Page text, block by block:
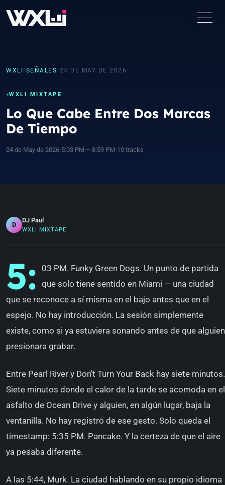
WXLI › SEÑALES › 24 DE MAY DE 2026
WXLI MIXTAPE
Lo Que Cabe Entre Dos Marcas
De Tiempo
24 de May de 2026•5:03 PM – 8:59 PM•10 tracks
D
DJ Paul
WXLI MIXTAPE
5:
03 PM. Funky Green Dogs. Un punto de partida
que solo tiene sentido en Miami — una ciudad
que se reconoce a sí misma en el bajo antes que en el
espejo. No hay introducción. La sesión simplemente
existe, como si ya estuviera sonando antes de que alguien
presionara grabar.
Entre Pearl River y Don't Turn Your Back hay siete minutos.
Siete minutos donde el calor de la tarde se acomoda en el
asfalto de Ocean Drive y alguien, en algún lugar, baja la
ventanilla. No hay registro de ese gesto. Solo queda el
timestamp: 5:35 PM. Pancake. Y la certeza de que el aire
ya pesaba diferente.
A las 5:44, Murk. La ciudad hablando en su propio idioma